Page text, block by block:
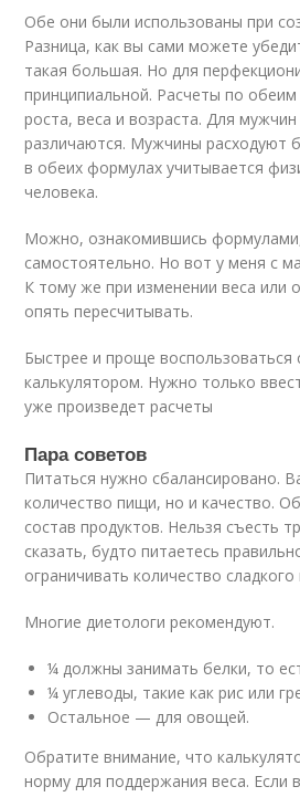
Обе они были использованы при
Разница, как вы сами можете
такая большая. Но для
принципиальной. Расчеты по
роста, веса и возраста. Для
различаются. Мужчины расходуют
в обеих формулах учитывается
человека.
Можно, ознакомившись
самостоятельно. Но вот у меня с
К тому же при изменении веса или
опять пересчитывать.
Быстрее и проще воспользоваться
калькулятором. Нужно только
уже произведет расчеты
Пара советов
Питаться нужно сбалансировано.
количество пищи, но и качество.
состав продуктов. Нельзя съесть
сказать, будто питаетесь
ограничивать количество
Многие диетологи рекомендуют.
¼ должны занимать белки, то
¼ углеводы, такие как рис или
Остальное — для овощей.
Обратите внимание, что
норму для поддержания веса. Если